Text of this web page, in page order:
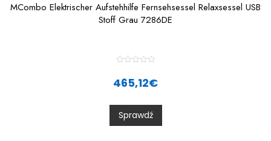
MCombo Elektrischer Aufstehhilfe Fernsehsessel Relaxsessel USB
Stoff Grau 7286DE
t
0
o
t
465,12€
Sprawdź